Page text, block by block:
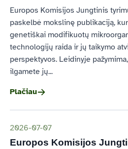
Europos Komisijos Jungtinis
paskelbė mokslinę publikaciją,
genetiškai modifikuotų
technologijų raida ir jų taikymo
perspektyvos. Leidinyje
ilgamete jų...
Plačiau
2026-07-07
Europos Komisijos